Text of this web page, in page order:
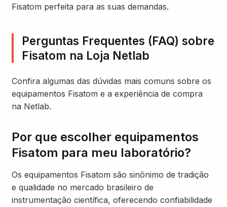
Fisatom perfeita para as suas demandas.
Perguntas Frequentes (FAQ) sobre
Fisatom na Loja Netlab
Confira algumas das dúvidas mais comuns sobre os
equipamentos Fisatom e a experiência de compra
na Netlab.
Por que escolher equipamentos
Fisatom para meu laboratório?
Os equipamentos Fisatom são sinônimo de tradição
e qualidade no mercado brasileiro de
instrumentação científica, oferecendo confiabilidade